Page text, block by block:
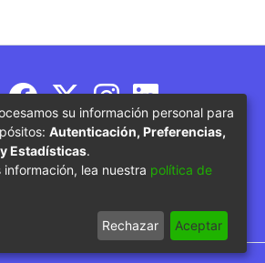
de Educación
su información personal para
Autenticación, Preferencias,
Estadísticas.
lea nuestra política de
Rechazar Aceptar